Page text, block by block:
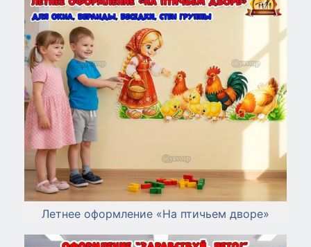
Летнее оформление «На птичьем дворе»